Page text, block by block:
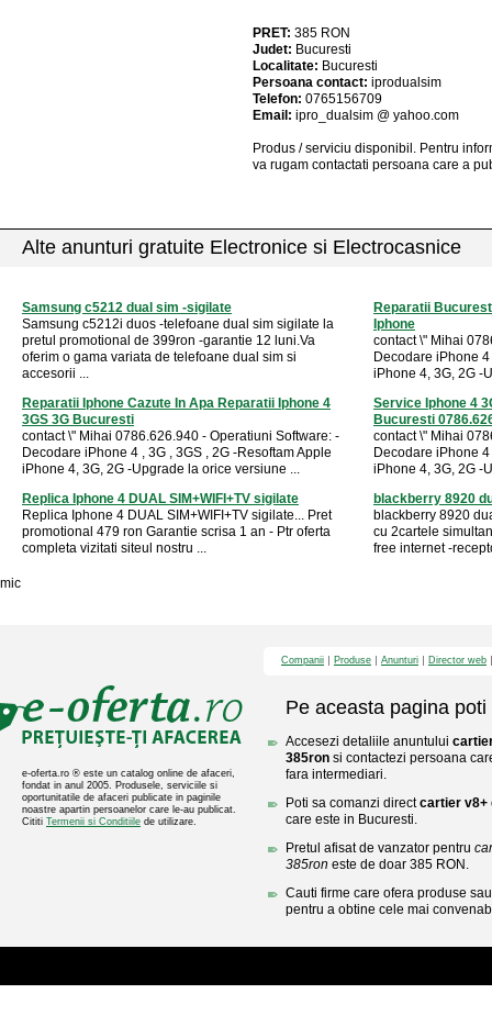
PRET: 385 RON
Judet: Bucuresti
Localitate: Bucuresti
Persoana contact: iprodualsim
Telefon: 0765156709
Email: ipro_dualsim @ yahoo.com
Produs / serviciu disponibil . Pentru
va rugam contactati persoana care a
Alte anunturi gratuite Electronice si Electrocasnice
Samsung c5212 dual sim -sigilate
Samsung c5212i duos -telefoane dual sim sigilate la
pretul promotional de 399ron -garantie 12 luni.Va
oferim o gama variata de telefoane dual sim si
accesorii ...
Reparatii
Iphone
contact \" Mihai
Decodare iPhone
iPhone 4, 3G, 2G -
Reparatii Iphone Cazute In Apa Reparatii Iphone 4
3GS 3G Bucuresti
contact \" Mihai 0786.626.940 - Operatiuni Software: -
Decodare iPhone 4 , 3G , 3GS , 2G -Resoftam Apple
iPhone 4, 3G, 2G -Upgrade la orice versiune ...
Service Iphone 4
Bucuresti
contact \" Mihai
Decodare iPhone
iPhone 4, 3G, 2G -
Replica Iphone 4 DUAL SIM+WIFI+TV sigilate
Replica Iphone 4 DUAL SIM+WIFI+TV sigilate... Pret
promotional 479 ron Garantie scrisa 1 an - Ptr oferta
completa vizitati siteul nostru ...
blackberry 8920
blackberry 8920
cu 2cartele
free internet -
mic
e-oferta.ro ® este un catalog online de afaceri,
fondat in anul 2005. Produsele, serviciile si
oportunitatile de afaceri publicate in paginile
noastre apartin persoanelor care le-au publicat.
Cititi Termenii si Conditiile de utilizare.
Companii Produse Anunturi Director web
Pe aceasta pagina poti
Accesezi detaliile anuntului
385ron si contactezi persoana
fara intermediari.
Poti sa comanzi directcartier v8+
care este in Bucuresti.
Pretul afisat de vanzator pentru
385ron este de doar 385 RON.
Cauti firme care ofera produse
pentru a obtine cele mai